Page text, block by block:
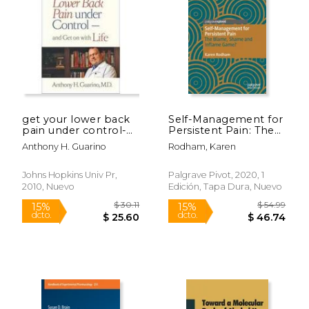
15%
dcto.
$ 18.95
$ 16.11
15%
dcto.
$
$
get your lower back
pain under control-
and get on with life
Anthony H. Guarino
Johns Hopkins Univ Pr,
2010, Nuevo
Self-Management for
Persistent Pain: The
Blame, Shame and
Inflame Game? (en
Rodham, Karen
Palgrave Pivot, 2020, 1
Edición, Tapa Dura, Nuevo